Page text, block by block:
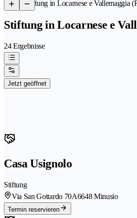
/Stiftung in Locarnese e Vallemaggia
Stiftung in Locarnese e
24 Ergebnisse
Jetzt geöffnet
Casa Usignolo
Stiftung
Via San Gottardo 70A6648 Minusio
Termin reservieren